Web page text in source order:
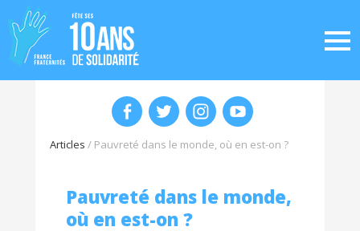
Articles / Pauvreté dans le monde, où en est-on ?
Pauvreté dans le monde,
où en est-on ?